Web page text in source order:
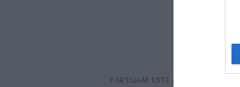
PARTILHAR ESTE ARTIGO